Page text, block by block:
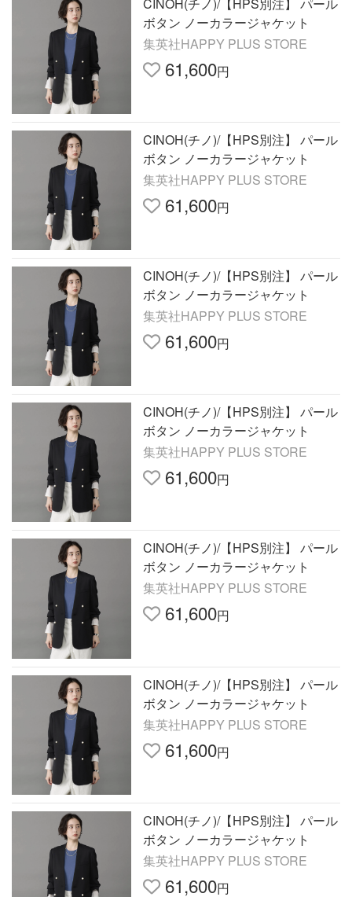
ボタン ノーカラージャケット
集英社HAPPY PLUS STORE
61,600円
CINOH(チノ)/【HPS別注】 パール
ボタン ノーカラージャケット
集英社HAPPY PLUS STORE
61,600円
CINOH(チノ)/【HPS別注】 パール
ボタン ノーカラージャケット
集英社HAPPY PLUS STORE
61,600円
CINOH(チノ)/【HPS別注】 パール
ボタン ノーカラージャケット
集英社HAPPY PLUS STORE
61,600円
CINOH(チノ)/【HPS別注】 パール
ボタン ノーカラージャケット
集英社HAPPY PLUS STORE
61,600円
CINOH(チノ)/【HPS別注】 パール
ボタン ノーカラージャケット
集英社HAPPY PLUS STORE
61,600円
CINOH(チノ)/【HPS別注】 パール
ボタン ノーカラージャケット
集英社HAPPY PLUS STORE
61,600円